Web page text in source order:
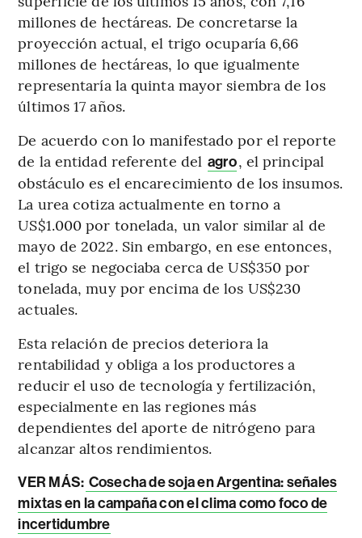
millones de hectáreas. De concretarse la
proyección actual, el trigo ocuparía 6,66
millones de hectáreas, lo que igualmente
representaría la quinta mayor siembra de los
últimos 17 años.
De acuerdo con lo manifestado por el reporte
de la entidad referente del agro, el principal
obstáculo es el encarecimiento de los insumos.
La urea cotiza actualmente en torno a
US$1.000 por tonelada, un valor similar al de
mayo de 2022. Sin embargo, en ese entonces,
el trigo se negociaba cerca de US$350 por
tonelada, muy por encima de los US$230
actuales.
Esta relación de precios deteriora la
rentabilidad y obliga a los productores a
reducir el uso de tecnología y fertilización,
especialmente en las regiones más
dependientes del aporte de nitrógeno para
alcanzar altos rendimientos.
VER MÁS: Cosecha de soja en Argentina: señales
mixtas en la campaña con el clima como foco de
incertidumbre